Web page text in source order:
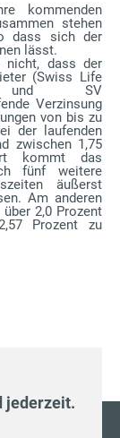
kommenden
stehen
dass sich der
lässt.
nicht, dass der
(Swiss Life
und SV
Verzinsung
von bis zu
der laufenden
zwischen 1,75
kommt das
fünf weitere
äußerst
Am anderen
2,0 Prozent
Prozent zu
jederzeit.